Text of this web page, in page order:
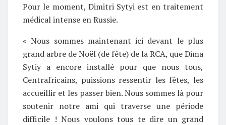
Pour le moment, Dimitri Sytyi est en traitement
médical intense en Russie.
« Nous sommes maintenant ici devant le plus
grand arbre de Noël (de fête) de la RCA, que Dima
Sytiy a encore installé pour que nous tous,
Centrafricains, puissions ressentir les fêtes, les
accueillir et les passer bien. Nous sommes là pour
soutenir notre ami qui traverse une période
difficile ! Nous voulons tous te dire un grand